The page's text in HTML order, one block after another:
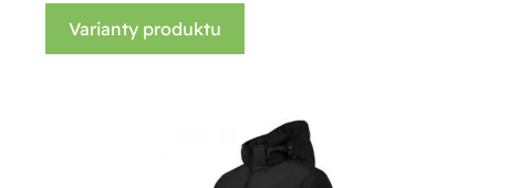
Varianty produktu